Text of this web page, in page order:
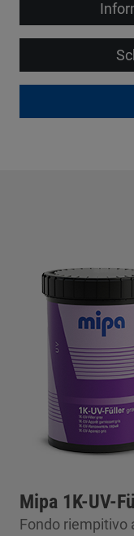
Mipa 1K-UV-
Fondo riempitivo